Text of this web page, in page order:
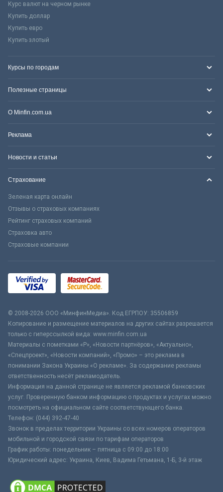
Курс валют на черном рынке
Купить доллар
Купить евро
Купить злотый
Курсы по городам
Полезные страницы
О Minfin.com.ua
Реклама
Новости и статьи
Страхование
Зеленая карта онлайн
Отзывы о страховых компаниях
Рейтинг страховых компаний
Страховка авто
Страховые компании
© 2008-2026 ООО «МинфинМедиа». Код ЕГРПОУ: 35506859
Копирование и размещение материалов на других сайтах разрешается
только с гиперссылкой вида: www.minfin.com.ua
Материалы с пометками «Р», «Новости партнёров», «Актуально»,
«Спецпроект», «Новости компаний», «Промо» – это реклама в
понимании Закона Украины «О рекламе». За содержание рекламы
ответственность несёт рекламодатель.
Информация на данной странице не является рекламой банковских
услуг. Проверенную банком информацию о продуктах и услугах можно
посмотреть на официальном сайте соответствующего банка.
Телефон: (044) 392-47-40
Звонок в пределах территории Украины со всех номеров операторов
мобильной и городской связи по тарифам операторов
График работы: понедельник – пятница с 09:00 до 18:00
Юридический адрес: Украина, Киев, Вадима Гетьмана, 1-Б, 3-й этаж